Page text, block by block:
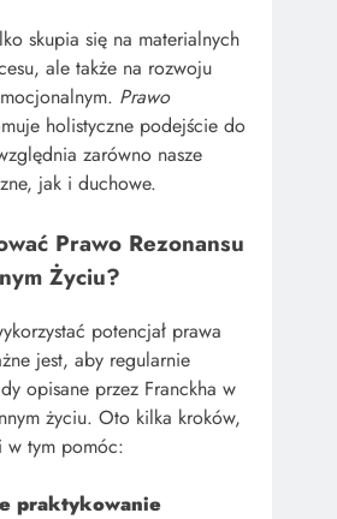
skupia się na materialnych
ale także na rozwoju
Prawo
holistyczne podejście do
zarówno nasze
jak i duchowe.
Prawo Rezonansu
Życiu?
potencjał prawa
jest, aby regularnie
opisane przez Franckha w
życiu. Oto kilka kroków,
w tym pomóc:
praktykowanie